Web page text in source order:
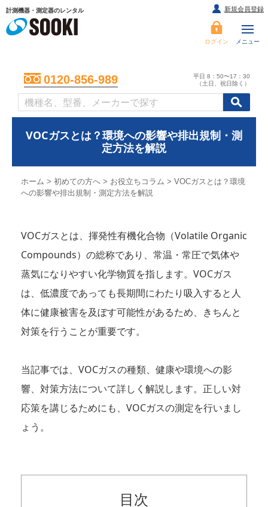
計測機器・測定器のレンタル
ログイン メニュー
0120-856-989
平日 8：50〜17：30
（土日、祝日除く）
//
新規会員登録
VOCガスとは？環境への影響や排出規制・測
定方法を解説
ホーム > 初めての方へ > お役立ちコラム > VOCガスとは？環境
への影響や排出規制・測定方法を解説
VOCガスとは、揮発性有機化合物（Volatile Organic
Compounds）の総称であり、常温・常圧で気体や
蒸気になりやすい化学物質を指します。VOCガス
は、低濃度であっても長期間にわたり吸入すると人
体に健康被害を及ぼす可能性があるため、きちんと
対策を行うことが重要です。
当記事では、VOCガスの種類、健康や環境への影
響、対策方法について詳しく解説します。正しい対
応策を講じるためにも、VOCガスの測定を行いまし
ょう。
目次